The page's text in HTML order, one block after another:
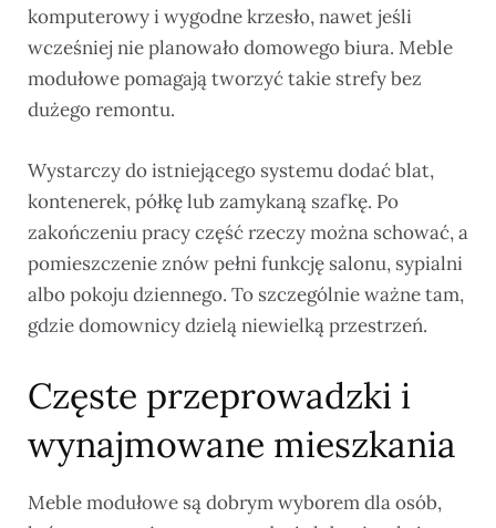
komputerowy i wygodne krzesło, nawet jeśli
wcześniej nie planowało domowego biura. Meble
modułowe pomagają tworzyć takie strefy bez
dużego remontu.
Wystarczy do istniejącego systemu dodać blat,
kontenerek, półkę lub zamykaną szafkę. Po
zakończeniu pracy część rzeczy można schować, a
pomieszczenie znów pełni funkcję salonu, sypialni
albo pokoju dziennego. To szczególnie ważne tam,
gdzie domownicy dzielą niewielką przestrzeń.
Częste przeprowadzki i
wynajmowane mieszkania
Meble modułowe są dobrym wyborem dla osób,